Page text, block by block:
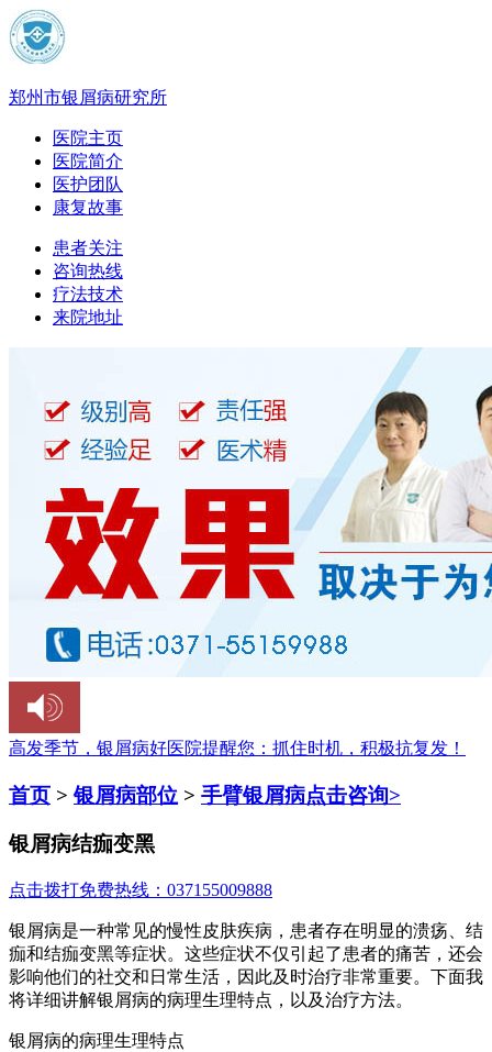
郑州市银屑病研究所
医院主页
医院简介
医护团队
康复故事
患者关注
咨询热线
疗法技术
来院地址
高发季节，银屑病好医院提醒您： 抓住时机，积极抗复发！
首页 >银屑病部位 > 手臂银屑病点击咨询>
银屑病结痂变黑
点击拨打免费热线：037155009888
银屑病是一种常见的慢性皮肤疾病，患者存在明显的溃疡、结
痂和结痂变黑等症状。这些症状不仅引起了患者的痛苦，还会
影响他们的社交和日常生活，因此及时治疗非常重要。下面我
将详细讲解银屑病的病理生理特点，以及治疗方法。
银屑病的病理生理特点